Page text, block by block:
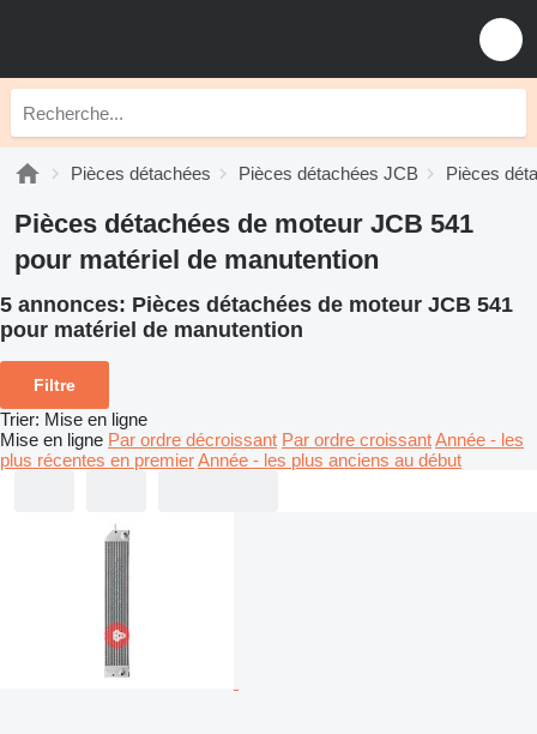
Pièces détachées Pièces détachées JCB Pièces
Pièces détachées de moteur JCB 541
pour matériel de manutention
5 annonces: Pièces détachées de moteur JCB 541
pour matériel de manutention
Filtre
Trier: Mise en ligne
Mise en ligne Par ordre décroissant Par ordre croissantAnnée - les
plus récentes en premierAnnée - les plus anciens au début